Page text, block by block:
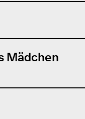
Mädchen